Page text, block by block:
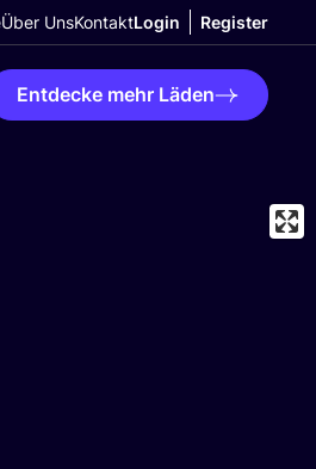
Über UnsKontaktLogin Register
Entdecke mehr Läden